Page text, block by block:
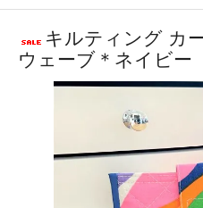
キルティング カ
ウェーブ＊ネイビー